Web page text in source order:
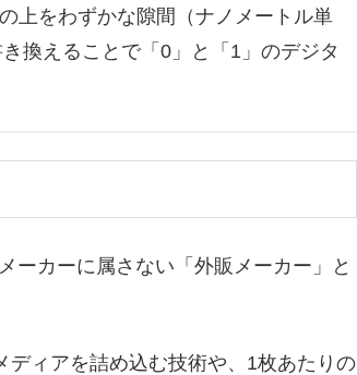
上をわずかな隙間（ナノメートル単
換えることで「0」と「1」のデジタ
カーに属さない「外販メーカー」と
ィアを詰め込む技術や、1枚あたりの